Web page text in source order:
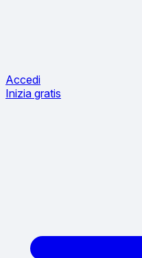
Accedi
Inizia gratis